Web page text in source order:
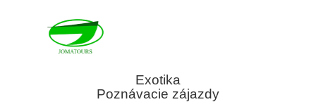
Exotika
Poznávacie zájazdy